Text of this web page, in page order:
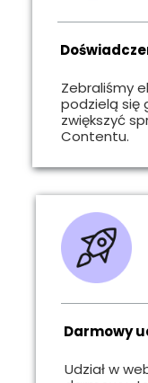
Zebraliśmy
podzielą się
zwiększyć
Contentu.
Udział w
Darmowy